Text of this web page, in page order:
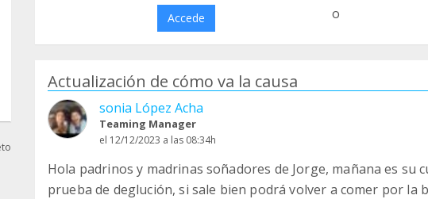
Accede o
Actualización de cómo va la causa
sonia López Acha
Teaming Manager
el 12/12/2023 a las 08:34h
Hola padrinos y madrinas soñadores de Jorge, mañana es su
prueba de deglución, si sale bien podrá volver a comer por la